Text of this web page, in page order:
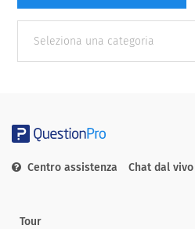
categories
Centro assistenza Chat dal vivo
Tour